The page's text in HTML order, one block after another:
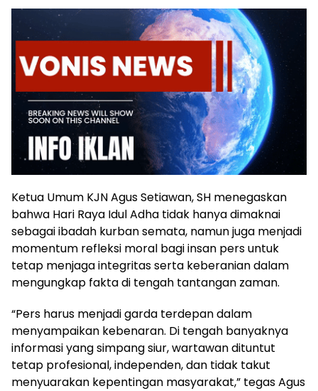
Ketua Umum KJN Agus Setiawan, SH menegaskan
bahwa Hari Raya Idul Adha tidak hanya dimaknai
sebagai ibadah kurban semata, namun juga menjadi
momentum refleksi moral bagi insan pers untuk
tetap menjaga integritas serta keberanian dalam
mengungkap fakta di tengah tantangan zaman.
“Pers harus menjadi garda terdepan dalam
menyampaikan kebenaran. Di tengah banyaknya
informasi yang simpang siur, wartawan dituntut
tetap profesional, independen, dan tidak takut
menyuarakan kepentingan masyarakat,” tegas Agus